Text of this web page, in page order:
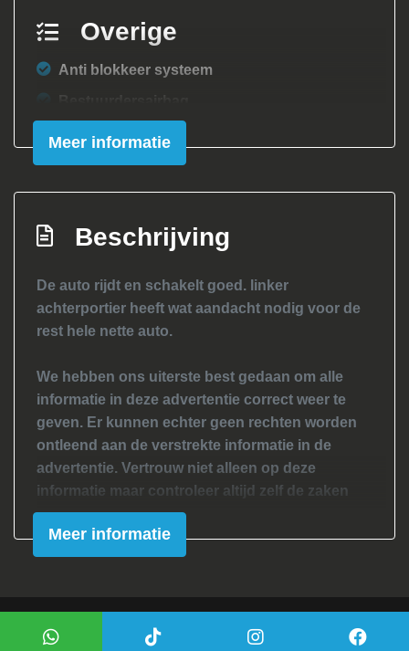
Overige
Anti blokkeer systeem
Bestuurdersairbag
Elektronische remkrachtverdeling
Hoofd airbag(s) achter
Hoofd airbag(s) voor
Passagiersairbag
Zij airbag(s) voor
Interieur
Bestuurdersstoel in hoogte verstelbaar
Elektrische ramen voor
Stuurbekrachtiging
Meer informatie
Beschrijving
De auto rijdt en schakelt goed. linker
achterportier heeft wat aandacht nodig voor de
rest hele nette auto.
We hebben ons uiterste best gedaan om alle
informatie in deze advertentie correct weer te
geven. Er kunnen echter geen rechten worden
ontleend aan de verstrekte informatie in de
advertentie. Vertrouw niet alleen op deze
informatie maar controleer altijd zelf de zaken
welke voor jouw belangrijk zijn en je beslissing
zouden kunnen beïnvloeden. Neem contact op
met de verkoper voor aanvullende vragen.
Meer informatie
Mogelijk gemaakt door